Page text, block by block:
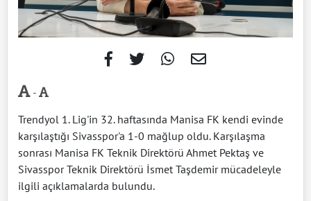
-
Trendyol 1. Lig'in 32. haftasında Manisa FK kendi evinde
karşılaştığı Sivasspor'a 1-0 mağlup oldu. Karşılaşma
sonrası Manisa FK Teknik Direktörü Ahmet Pektaş ve
Sivasspor Teknik Direktörü İsmet Taşdemir mücadeleyle
ilgili açıklamalarda bulundu.